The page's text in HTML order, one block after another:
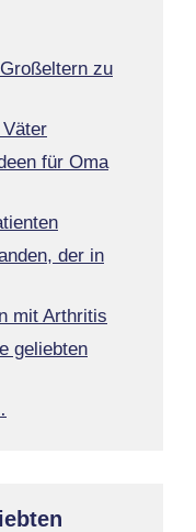
zu
für Oma
der in
mit Arthritis
geliebten